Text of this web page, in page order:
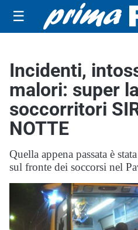
☰
Incidenti,
malori: super
soccorritori
NOTTE
Quella appena passata è
sul fronte dei soccorsi nel